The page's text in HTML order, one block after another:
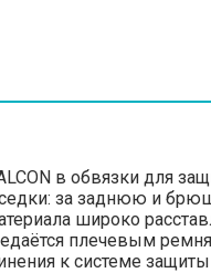
в обвязки для
за заднюю и
широко
плечевым
к системе защиты